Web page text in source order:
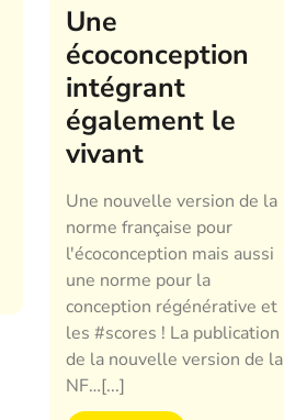
Une
écoconception
intégrant
également le
vivant
Une nouvelle version de la
norme française pour
l'écoconception mais aussi
une norme pour la
conception régénérative et
les #scores ! La publication
de la nouvelle version de la
NF…[...]